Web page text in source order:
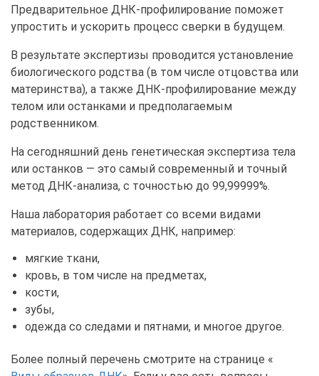
Предварительное ДНК-профилирование поможет
упростить и ускорить процесс сверки в будущем.
В результате экспертизы проводится установление
биологического родства (в том числе отцовства или
материнства), а также ДНК-профилирование между
телом или останками и предполагаемым
родственником.
На сегодняшний день генетическая экспертиза тела
или останков — это самый современный и точный
метод ДНК-анализа, с точностью до 99,99999%.
Наша лаборатория работает со всеми видами
материалов, содержащих ДНК, например:
мягкие ткани,
кровь, в том числе на предметах,
кости,
зубы,
одежда со следами и пятнами, и многое другое.
Более полный перечень смотрите на странице «